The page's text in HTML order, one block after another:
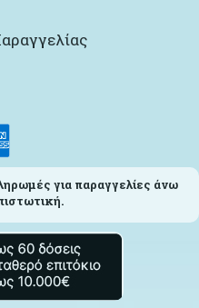
για παραγγελίες άνω